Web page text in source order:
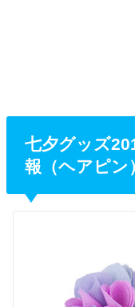
七夕グッズ
報（ヘアピン